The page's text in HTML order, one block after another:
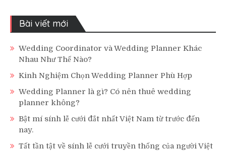
Bài viết mới
Wedding Coordinator và Wedding Planner Khác
Nhau Như Thế Nào?
Kinh Nghiệm Chọn Wedding Planner Phù Hợp
Wedding Planner là gì? Có nên thuê wedding
planner không?
Bật mí sính lễ cưới đắt nhất Việt Nam từ trước đến
nay.
Tất tần tật về sính lễ cưới truyền thống của người Việt